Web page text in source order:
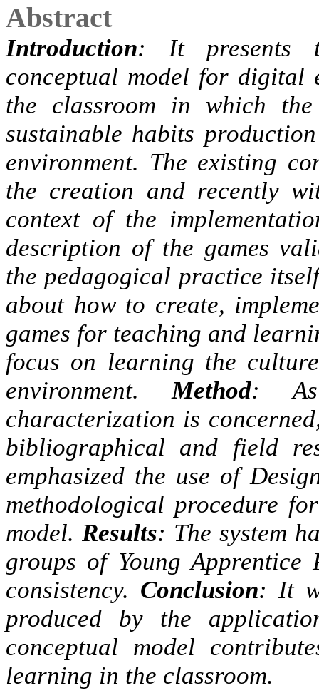
Abstract
Introduction: It presents
conceptual model for digital
the classroom in which
sustainable habits
environment. The existing
the creation and recently
context of the
description of the games
the pedagogical practice
about how to create,
games for teaching and
focus on learning the
environment.Method: As
characterization is
bibliographical and field
emphasized the use of
methodological procedure
model.Results: The system
groups of Young
consistency. Conclusion: It
produced by the
conceptual model
learning in the classroom.